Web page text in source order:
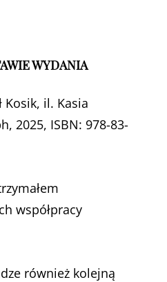
WYDANIA
Kosik, il. Kasia
2025, ISBN: 978-83-
współpracy
również kolejną